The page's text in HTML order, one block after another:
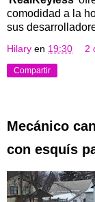
comodidad a la
sus
Hilary en 19:30 2
Compartir
Mecánico
con esquís